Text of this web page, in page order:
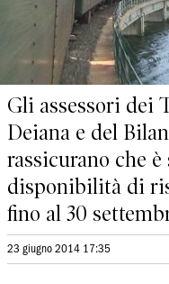
Gli assessori dei
Deiana e del
rassicurano che
disponibilità di
fino al 30
23 giugno 2014 17:35